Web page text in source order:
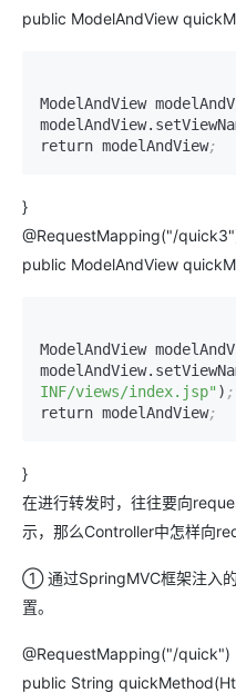
public ModelAndView
ModelAndView
return modelAndView;
}
@RequestMapping("/
public ModelAndView
ModelAndView
INF/views/index.jsp" ) ;
return modelAndView;
}
在进行转发时，往往要向
示，那么Controller中怎样向
① 通过SpringMVC框架注入
置。
@RequestMapping("/quick")
public String